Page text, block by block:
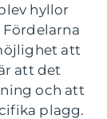
hyllor
att
att det
och att
plagg.